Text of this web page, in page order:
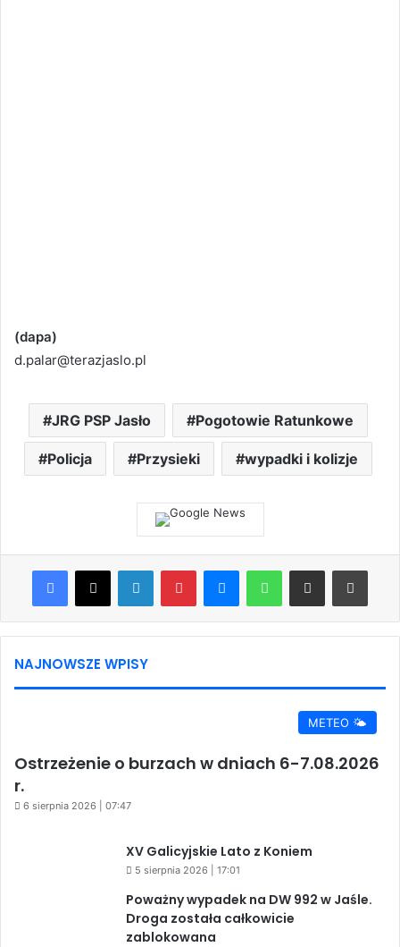
(dapa)
d.palar@terazjaslo.pl
JRG PSP Jasło Pogotowie Ratunkowe
Policja Przysieki wypadki i kolizje
Facebook
X LinkedInPinterestMessengerWhatsAppShare via Email Print
NAJNOWSZE WPISY
METEO 🌤️
Ostrzeżenie o burzach w dniach 6-7.08.2026
r.
6 sierpnia 2026 | 07:47
XV Galicyjskie Lato z Koniem
5 sierpnia 2026 | 17:01
Poważny wypadek na DW 992 w Jaśle.
Droga została całkowicie
zablokowana